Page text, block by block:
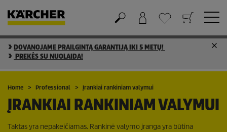
Krepšelis
Mėgstamiausių sąrašas
DOVANOJAME PRAILGINTĄ GARANTIJĄ IKI 5 METŲ!
PREKĖS SU NUOLAIDA!
Home Professional Įrankiai rankiniam valymui
ĮRANKIAI RANKINIAM VALYMUI
Taktas yra nepakeičiamas. Rankinė valymo įranga yra būtina